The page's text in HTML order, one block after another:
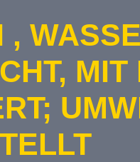
MIT